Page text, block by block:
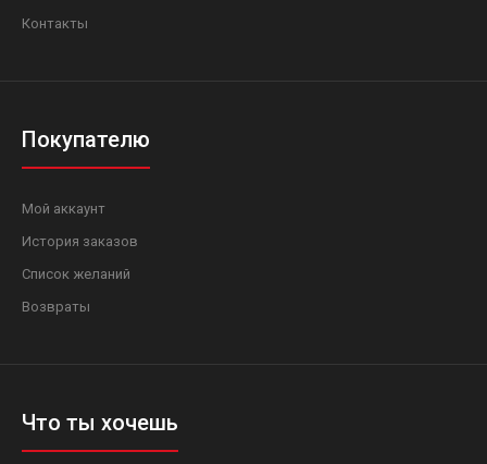
Контакты
Покупателю
Мой аккаунт
История заказов
Список желаний
Возвраты
Что ты хочешь